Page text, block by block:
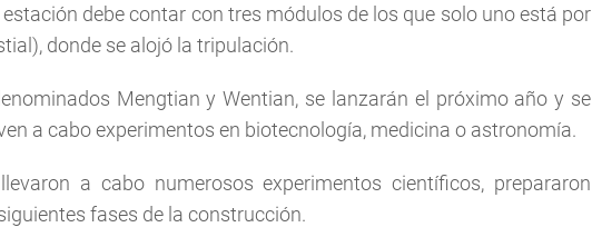
debe contar con tres módulos de los que solo uno está por
donde se alojó la tripulación.
Mengtian y Wentian, se lanzarán el próximo año y se
a cabo experimentos en biotecnología, medicina o astronomía.
a cabo numerosos experimentos científicos, prepararon
fases de la construcción.